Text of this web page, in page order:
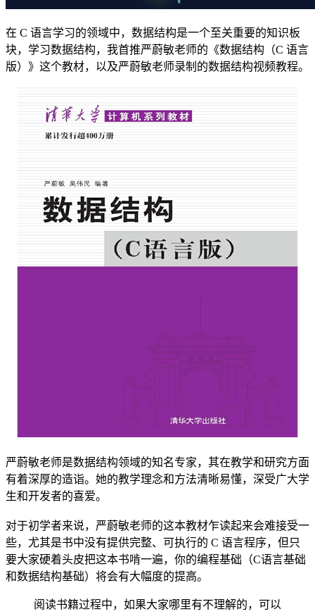
在 C 语言学习的领域中，数据结构是一个至关重要的知识板
块，学习数据结构，我首推严蔚敏老师的《数据结构（C 语言
版）》这个教材，以及严蔚敏老师录制的数据结构视频教程。
严蔚敏老师是数据结构领域的知名专家，其在教学和研究方面
有着深厚的造诣。她的教学理念和方法清晰易懂，深受广大学
生和开发者的喜爱。
对于初学者来说，严蔚敏老师的这本教材乍读起来会难接受一
些，尤其是书中没有提供完整、可执行的 C 语言程序，但只
要大家硬着头皮把这本书啃一遍，你的编程基础（C语言基础
和数据结构基础）将会有大幅度的提高。
阅读书籍过程中，如果大家哪里有不理解的，可以